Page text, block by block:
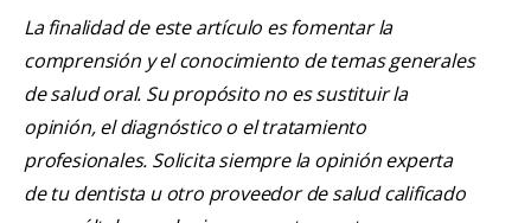
La finalidad de este artículo es fomentar la
comprensión y el conocimiento de temas generales
de salud oral. Su propósito no es sustituir la
opinión, el diagnóstico o el tratamiento
profesionales. Solicita siempre la opinión experta
de tu dentista u otro proveedor de salud calificado